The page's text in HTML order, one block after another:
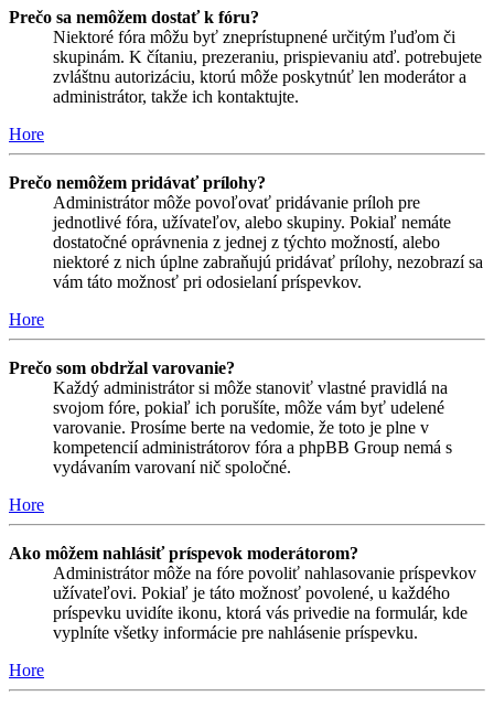
Prečo sa nemôžem dostať k fóru?
Niektoré fóra môžu byť zneprístupnené určitým ľuďom či
skupinám. K čítaniu, prezeraniu, prispievaniu atď. potrebujete
zvláštnu autorizáciu, ktorú môže poskytnúť len moderátor a
administrátor, takže ich kontaktujte.
Hore
Prečo nemôžem pridávať prílohy?
Administrátor môže povoľovať pridávanie príloh pre
jednotlivé fóra, užívateľov, alebo skupiny. Pokiaľ nemáte
dostatočné oprávnenia z jednej z týchto možností, alebo
niektoré z nich úplne zabraňujú pridávať prílohy, nezobrazí sa
vám táto možnosť pri odosielaní príspevkov.
Hore
Prečo som obdržal varovanie?
Každý administrátor si môže stanoviť vlastné pravidlá na
svojom fóre, pokiaľ ich porušíte, môže vám byť udelené
varovanie. Prosíme berte na vedomie, že toto je plne v
kompetencií administrátorov fóra a phpBB Group nemá s
vydávaním varovaní nič spoločné.
Hore
Ako môžem nahlásiť príspevok moderátorom?
Administrátor môže na fóre povoliť nahlasovanie príspevkov
užívateľovi. Pokiaľ je táto možnosť povolené, u každého
príspevku uvidíte ikonu, ktorá vás privedie na formulár, kde
vyplníte všetky informácie pre nahlásenie príspevku.
Hore